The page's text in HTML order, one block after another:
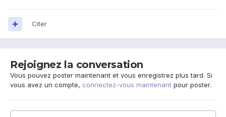
Citer
Rejoignez la conversation
Vous pouvez poster maintenant et vous enregistrez plus tard. Si
vous avez un compte, connectez-vous maintenant pour poster.